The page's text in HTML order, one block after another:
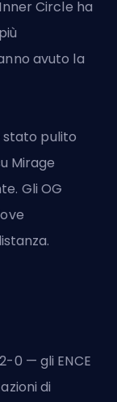
Circle ha
avuto la
stato pulito
Mirage
Gli OG
0 — gli ENCE
di